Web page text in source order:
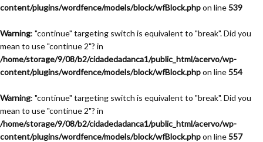
content/plugins/wordfence/models/block/wfBlock.phpon line539
Warning: "continue" targeting switch is equivalent to "break". Did you
mean to use "continue 2"? in
/home/storage/9/08/b2/cidadedadanca1/public_html/acervo/wp-
content/plugins/wordfence/models/block/wfBlock.phpon line554
Warning: "continue" targeting switch is equivalent to "break". Did you
mean to use "continue 2"? in
/home/storage/9/08/b2/cidadedadanca1/public_html/acervo/wp-
content/plugins/wordfence/models/block/wfBlock.phpon line557